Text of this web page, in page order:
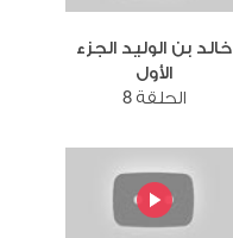
خالد بن الوليد الجزء
الأول
الحلقة 8